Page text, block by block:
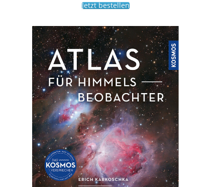
Jetzt bestellen